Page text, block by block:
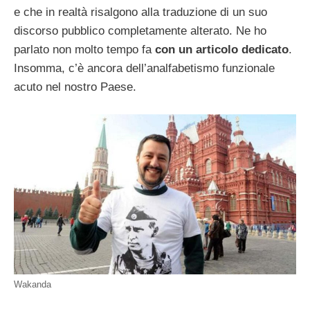
e che in realtà risalgono alla traduzione di un suo
discorso pubblico completamente alterato. Ne ho
parlato non molto tempo fa con un articolo dedicato.
Insomma, c’è ancora dell’analfabetismo funzionale
acuto nel nostro Paese.
Wakanda